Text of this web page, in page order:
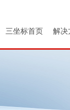
三坐标首页 解决